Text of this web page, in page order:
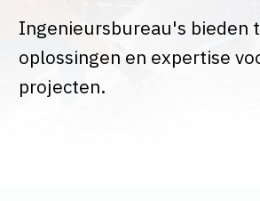
Ingenieursbureau's bieden
oplossingen en expertise
projecten.